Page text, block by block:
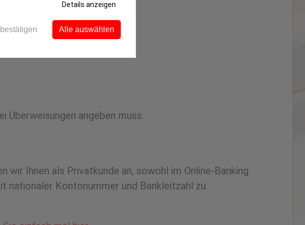
Überweisungen angeben muss.
wir Ihnen als Privatkunde an, sowohl im Online-Banking
nationaler Kontonummer und Bankleitzahl zu
Details anzeigen
Alle auswählen